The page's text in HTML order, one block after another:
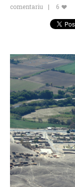
comentariu
6